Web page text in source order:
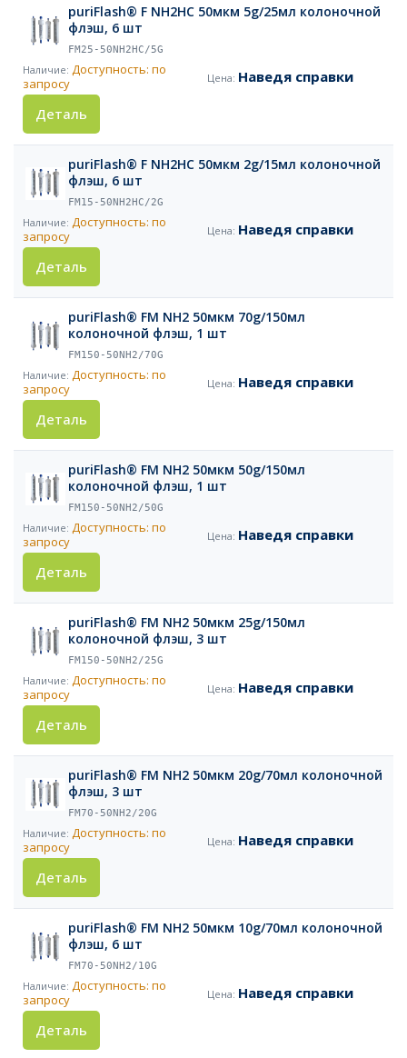
puriFlash® F NH2HC 50мкм 5g/25мл колоночной
флэш, 6 шт
FM25-50NH2HC/5G
Доступность: по
запросу
Наведя справки
Деталь
puriFlash® F NH2HC 50мкм 2g/15мл колоночной
флэш, 6 шт
FM15-50NH2HC/2G
Доступность: по
запросу
Наведя справки
Деталь
puriFlash® FM NH2 50мкм 70g/150мл
колоночной флэш, 1 шт
FM150-50NH2/70G
Доступность: по
запросу
Наведя справки
Деталь
puriFlash® FM NH2 50мкм 50g/150мл
колоночной флэш, 1 шт
FM150-50NH2/50G
Доступность: по
запросу
Наведя справки
Деталь
puriFlash® FM NH2 50мкм 25g/150мл
колоночной флэш, 3 шт
FM150-50NH2/25G
Доступность: по
запросу
Наведя справки
Деталь
puriFlash® FM NH2 50мкм 20g/70мл колоночной
флэш, 3 шт
FM70-50NH2/20G
Доступность: по
запросу
Наведя справки
Деталь
puriFlash® FM NH2 50мкм 10g/70мл колоночной
флэш, 6 шт
FM70-50NH2/10G
Доступность: по
запросу
Наведя справки
Деталь